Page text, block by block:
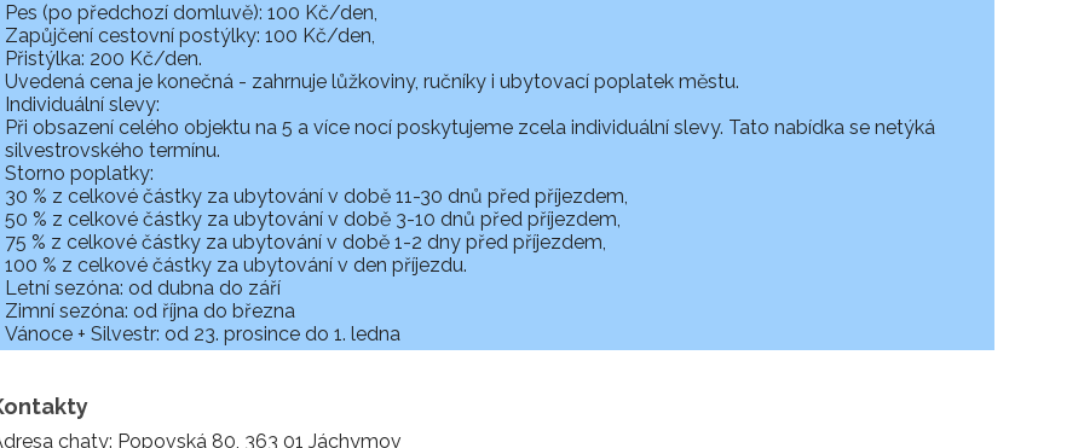
Pes (po předchozí domluvě): 100 Kč/den,
Zapůjčení cestovní postýlky: 100 Kč/den,
Přistýlka: 200 Kč/den.
Uvedená cena je konečná - zahrnuje lůžkoviny, ručníky i ubytovací poplatek městu.
Individuální slevy:
Při obsazení celého objektu na 5 a více nocí poskytujeme zcela individuální slevy. Tato nabídka se netýká
silvestrovského termínu.
Storno poplatky:
30 % z celkové částky za ubytování v době 11-30 dnů před příjezdem,
50 % z celkové částky za ubytování v době 3-10 dnů před příjezdem,
75 % z celkové částky za ubytování v době 1-2 dny před příjezdem,
100 % z celkové částky za ubytování v den příjezdu.
Letní sezóna: od dubna do září
Zimní sezóna: od října do března
Vánoce + Silvestr: od 23. prosince do 1. ledna
chaty: Popovská 80, 363 01 Jáchymov